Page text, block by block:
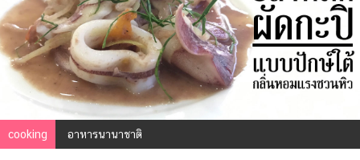
รู้
ข่าว
ข่าว
บันเทิง
ตรวจ
หวย
cooking อาหารนานาชาติ